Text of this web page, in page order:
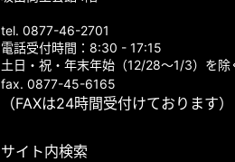
tel. 0877-46-2701
電話受付時間：8:30 - 17:15
土日・祝・年末年始（12/28～1/3）を除
fax. 0877-45-6165
（FAXは24時間受付けております）
サイト内検索